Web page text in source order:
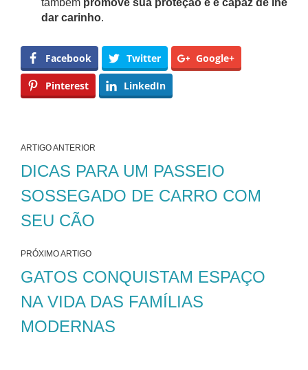
também promove sua proteção e é capaz de lhe
dar carinho.
Facebook Twitter Google+
Pinterest LinkedIn
ARTIGO ANTERIOR
DICAS PARA UM PASSEIO
SOSSEGADO DE CARRO COM
SEU CÃO
PRÓXIMO ARTIGO
GATOS CONQUISTAM ESPAÇO
NA VIDA DAS FAMÍLIAS
MODERNAS